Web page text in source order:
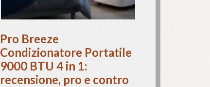
Pro Breeze
Condizionatore Portatile
9000 BTU 4 in 1:
recensione, pro e contro